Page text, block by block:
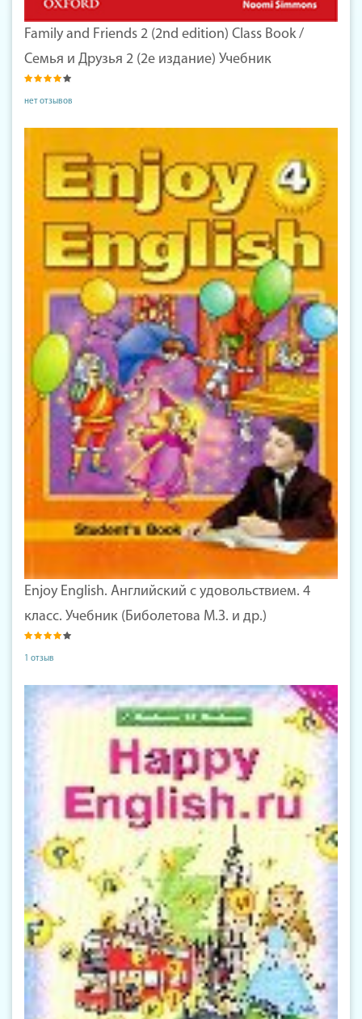
Family and Friends 2 (2nd edition) Class Book /
Семья и Друзья 2 (2е издание) Учебник
нет отзывов
Enjoy English. Английский с удовольствием. 4
класс. Учебник (Биболетова М.З. и др.)
1 отзыв